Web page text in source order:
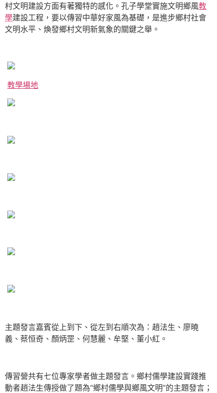
村文明建設方面有著獨特的感化。孔子學堂實施文明鄉風教
學建設工程，要以傳習中華好家風為基礎，是進步鄉村社會
文明水平、煥發鄉村文明新氣象的關鍵之舉。
教學場地
主題發言嘉賓從上到下、從左到右順次為：趙法生、廖曉
義、蔡恒奇、顏炳罡、何慧麗、牟堅、董小紅。
傳習營共有七位專家學者做主題發言。鄉村儒學建設實踐推
動者趙法生傳授做了題為“鄉村儒學與鄉風文明”的主題發言；